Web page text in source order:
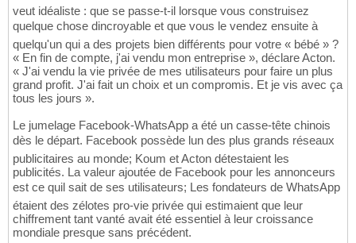
veut idéaliste : que se passe-t-il lorsque vous construisez
quelque chose dincroyable et que vous le vendez ensuite à
quelqu'un qui a des projets bien différents pour votre « bébé » ?
« En fin de compte, j'ai vendu mon entreprise », déclare Acton.
« J'ai vendu la vie privée de mes utilisateurs pour faire un plus
grand profit. J'ai fait un choix et un compromis. Et je vis avec ça
tous les jours ».
Le jumelage Facebook-WhatsApp a été un casse-tête chinois
dès le départ. Facebook possède lun des plus grands réseaux
publicitaires au monde; Koum et Acton détestaient les
publicités. La valeur ajoutée de Facebook pour les annonceurs
est ce quil sait de ses utilisateurs; Les fondateurs de WhatsApp
étaient des zélotes pro-vie privée qui estimaient que leur
chiffrement tant vanté avait été essentiel à leur croissance
mondiale presque sans précédent.